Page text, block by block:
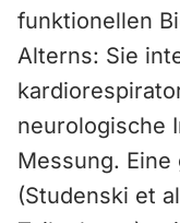
funktionellen
Alterns: Sie
neurologische
Messung.
(Studenski et